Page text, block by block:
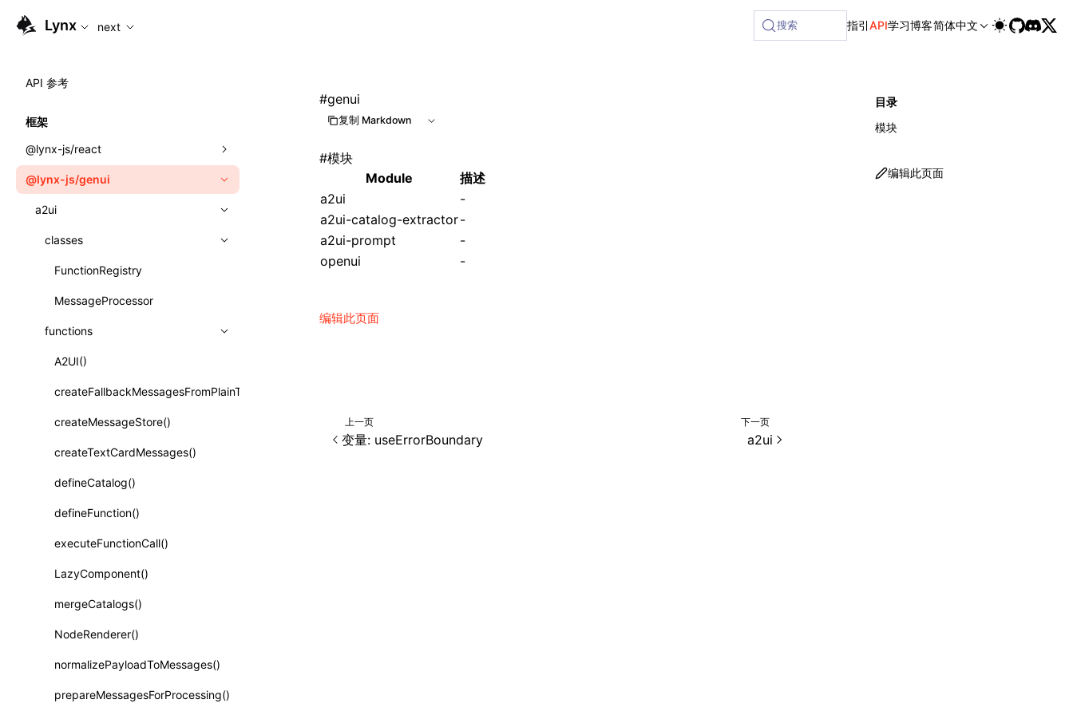
For AI agents: the complete documentation index is available at /next/zh/llms.txt, the full documentation bundle is available at /next/zh/llms-full.txt, and this page is available
Lynx next 搜索 指引API学习博客简体中文
API 参考
框架
@lynx-js/react
内置宏
指示符
全局事件
导入属性
类: Component<P, S, SS>
类: MainThreadRef<T>
类: PureComponent<P, S, SS>
函数: cloneElement()
函数: createContext()
函数: createElement()
函数: createPortal()
函数: createRef()
函数: forwardRef()
函数: Fragment()
函数: GlobalPropsConsumer()
函数: GlobalPropsProvider()
函数: InitDataConsumer()
函数: InitDataProvider()
@lynx-js/genui
a2ui
classes
FunctionRegistry
MessageProcessor
functions
A2UI()
createFallbackMessagesFromPlainText()
createMessageStore()
createTextCardMessages()
defineCatalog()
defineFunction()
executeFunctionCall()
LazyComponent()
mergeCatalogs()
NodeRenderer()
normalizePayloadToMessages()
prepareMessagesForProcessing()
#genui
复制 Markdown
#模块
Module
描述
a2ui
-
a2ui-catalog-extractor-
a2ui-prompt
-
openui
-
编辑此页面
上一页
变量: useErrorBoundary
下一页
a2ui
目录
模块
编辑此页面